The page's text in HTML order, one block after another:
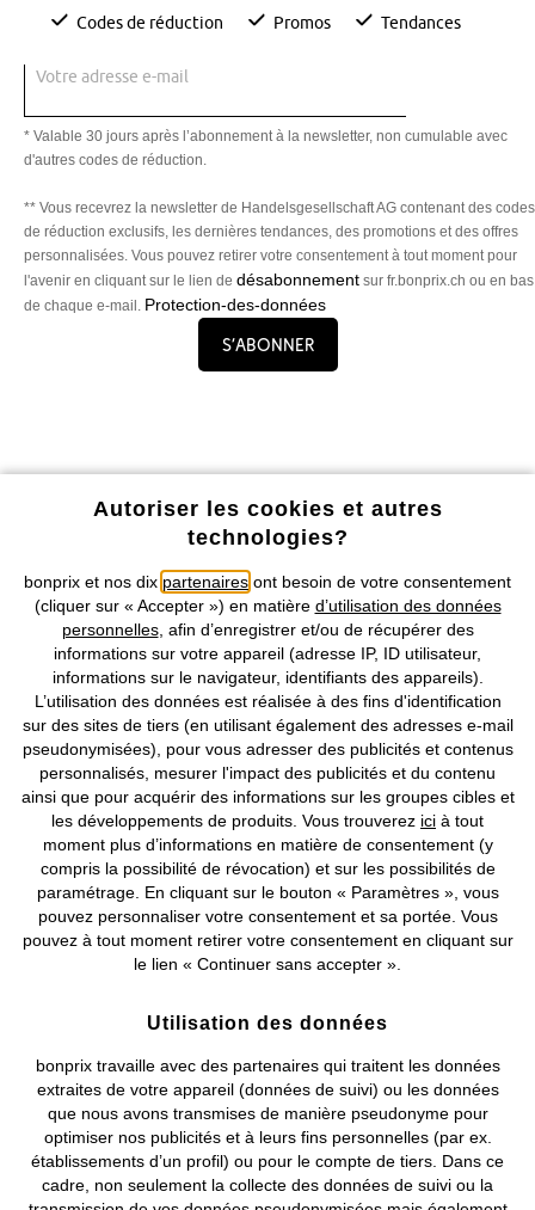
Codes de réduction Promos Tendances
Votre adresse e-mail
* Valable 30 jours après l’abonnement à la newsletter, non cumulable avec
d'autres codes de réduction.
** Vous recevrez la newsletter de Handelsgesellschaft AG contenant des codes
de réduction exclusifs, les dernières tendances, des promotions et des offres
personnalisées. Vous pouvez retirer votre consentement à tout moment pour
l'avenir en cliquant sur le lien de désabonnement sur fr.bonprix.ch ou en bas
de chaque e-mail. Protection-des-données
S’abonner
Nos Moyens de Paiement
Nos Collections
Notre Entreprise
Retrouvez bonprix sur
Prix indiqués TVA comprise avec en sus frais de port & de service
CGV Données personnelles Paramètres des cookies
Mentions légales Résilier le contrat
© 2026 bonprix.Tous droits réservés.
Autoriser les cookies et autres
technologies?
bonprix et nos dix partenaires ont besoin de votre consentement
(cliquer sur « Accepter ») en matière d’utilisation des données
personnelles, afin d’enregistrer et/ou de récupérer des
informations sur votre appareil (adresse IP, ID utilisateur,
informations sur le navigateur, identifiants des appareils).
L’utilisation des données est réalisée à des fins d'identification
sur des sites de tiers (en utilisant également des adresses e-mail
pseudonymisées), pour vous adresser des publicités et contenus
personnalisés, mesurer l'impact des publicités et du contenu
ainsi que pour acquérir des informations sur les groupes cibles et
les développements de produits. Vous trouverez ici à tout
moment plus d’informations en matière de consentement (y
compris la possibilité de révocation) et sur les possibilités de
paramétrage. En cliquant sur le bouton « Paramètres », vous
pouvez personnaliser votre consentement et sa portée. Vous
pouvez à tout moment retirer votre consentement en cliquant sur
le lien « Continuer sans accepter ».
Utilisation des données
bonprix travaille avec des partenaires qui traitent les données
extraites de votre appareil (données de suivi) ou les données
que nous avons transmises de manière pseudonyme pour
optimiser nos publicités et à leurs fins personnelles (par ex.
établissements d’un profil) ou pour le compte de tiers. Dans ce
cadre, non seulement la collecte des données de suivi ou la